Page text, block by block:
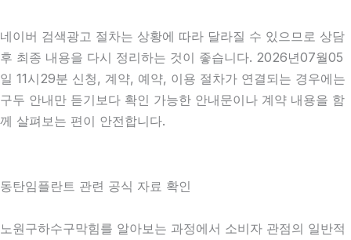
네이버 검색광고 절차는 상황에 따라 달라질 수 있으므로 상담
후 최종 내용을 다시 정리하는 것이 좋습니다. 2026년07월05
일 11시29분 신청, 계약, 예약, 이용 절차가 연결되는 경우에는
구두 안내만 듣기보다 확인 가능한 안내문이나 계약 내용을 함
께 살펴보는 편이 안전합니다.
동탄임플란트 관련 공식 자료 확인
노원구하수구막힘를 알아보는 과정에서 소비자 관점의 일반적